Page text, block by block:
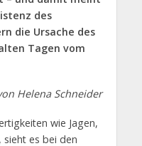
des
die Ursache des
Tagen vom
Helena Schneider
wie Jagen,
sieht es bei den